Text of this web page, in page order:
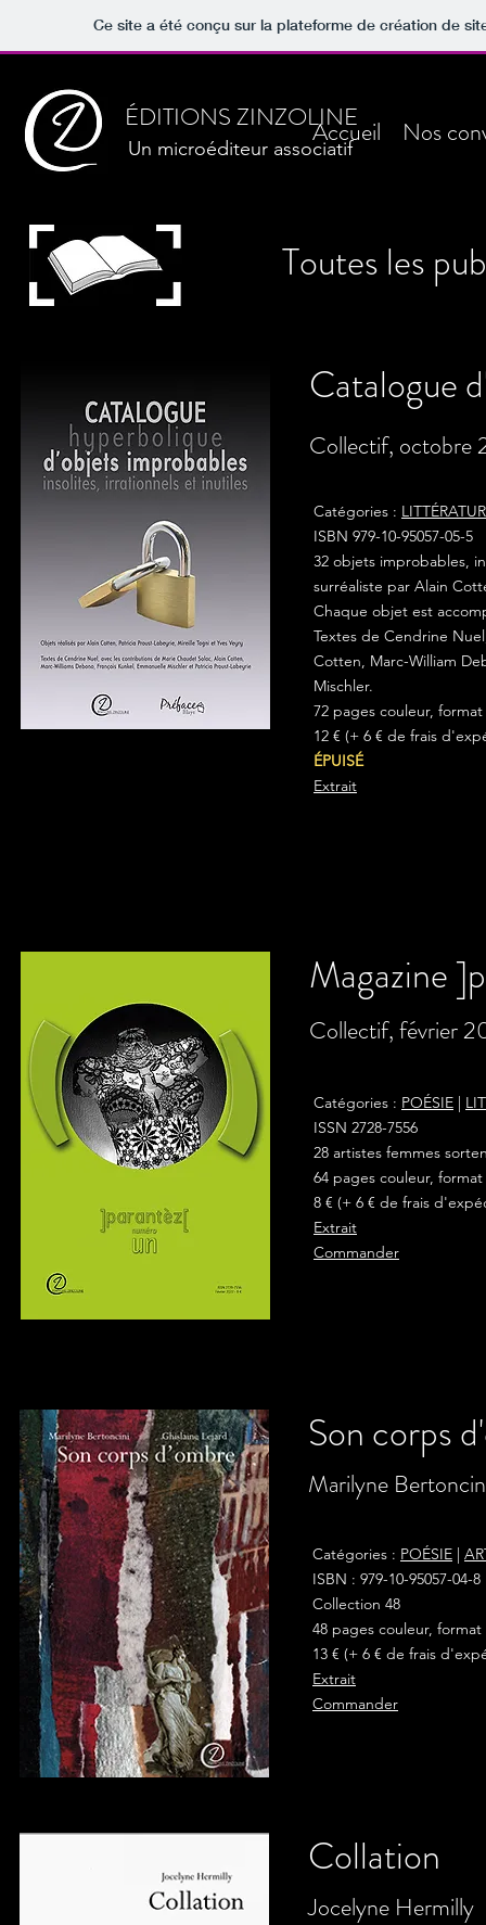
Ce site a été conçu sur la plateforme de création de
ÉDITIONS ZINZOLINE
Un microéditeur associatif
Accueil Nos
Catalogue
Collectif, octobre
Catégories :
ISBN 979-10-95057-05-5
32 objets improbables,
surréaliste par Alain
Chaque objet est
Textes de Cendrine
Cotten, Marc-William
Mischler.
72 pages couleur, format
12 € (+ 6 € de frais
ÉPUISÉ
Extrait
Toutes les
Magazine
Collectif, février
Catégories : POÉSIE |
ISSN 2728-7556
28 artistes femmes
64 pages couleur, format
8 € (+ 6 € de frais
Extrait
Commander
Son corps
Marilyne
Catégories : POÉSIE |
ISBN : 979-10-95057-04-8
Collection 48
48 pages couleur,
13 € (+ 6 € de frais
Extrait
Commander
Collation
Jocelyne Hermilly